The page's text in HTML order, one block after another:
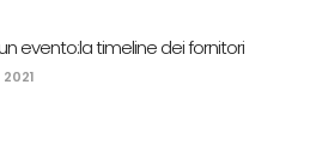
evento:la timeline dei fornitori